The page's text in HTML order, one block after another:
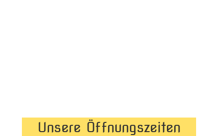
Unsere Öffnungszeiten